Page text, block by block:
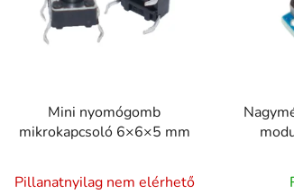
Mini nyomógomb
mikrokapcsoló 6×6×5 mm
Pillanatnyilag nem elérhető